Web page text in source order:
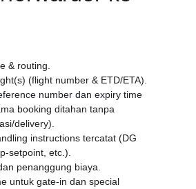
& routing.
(flight number & ETD/ETA).
number dan expiry time
booking ditahan tanpa
delivery).
instructions tercatat (DG
setpoint, etc.).
penanggung biaya.
untuk gate-in dan special